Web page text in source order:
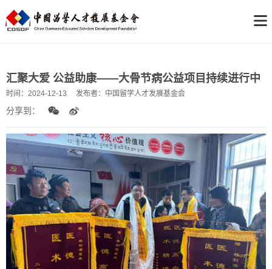
汇聚大爱 公益助康——大骨节病公益项目持续进行中
时间： 2024-12-13 发布者： 中国留学人才发展基金会
分享到：